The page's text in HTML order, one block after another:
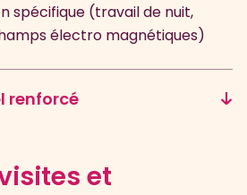
spécifique (travail de nuit,
électro magnétiques)
renforcé
et